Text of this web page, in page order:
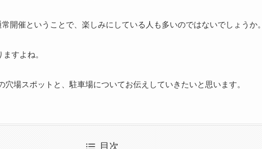
開催ということで、楽しみにしている人も多いのではないでしょうか。
すよね。
穴場スポットと、駐車場についてお伝えしていきたいと思います。
目次